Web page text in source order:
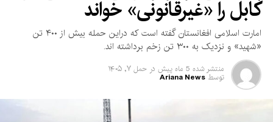
کابل را «غیرقانونی» خواند
امارت اسلامی افغانستان گفته است که دراین حمله بیش از ۴۰۰ تن
«شهید» و نزدیک به ۳۰۰ تن زخم برداشته اند.
منتشر شده 5 ماه پیش در حمل ۷, ۱۴۰۵
توسط Ariana News